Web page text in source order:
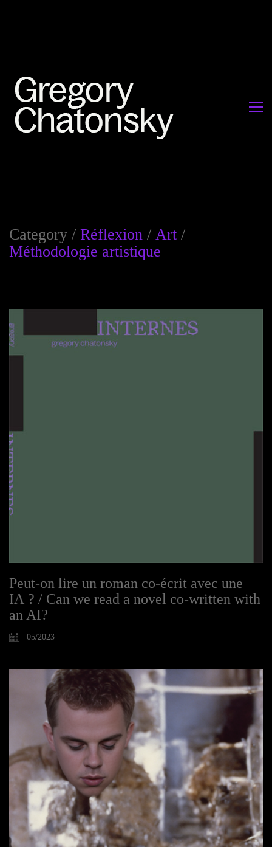
Category / Réflexion / Art /
Méthodologie artistique
Peut-on lire un roman co-écrit avec une
IA ? / Can we read a novel co-written with
an AI?
05/2023